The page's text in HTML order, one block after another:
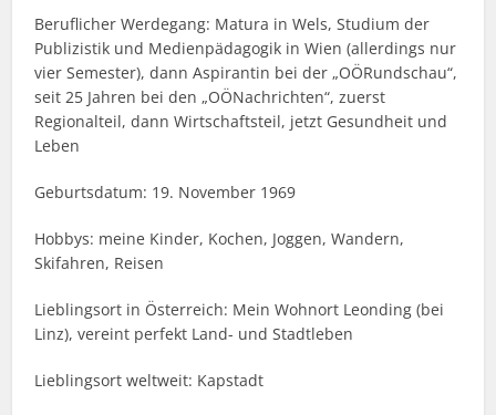
Beruflicher Werdegang: Matura in Wels, Studium der
Publizistik und Medienpädagogik in Wien (allerdings nur
vier Semester), dann Aspirantin bei der „OÖRundschau“,
seit 25 Jahren bei den „OÖNachrichten“, zuerst
Regionalteil, dann Wirtschaftsteil, jetzt Gesundheit und
Leben
Geburtsdatum: 19. November 1969
Hobbys: meine Kinder, Kochen, Joggen, Wandern,
Skifahren, Reisen
Lieblingsort in Österreich: Mein Wohnort Leonding (bei
Linz), vereint perfekt Land- und Stadtleben
Lieblingsort weltweit: Kapstadt